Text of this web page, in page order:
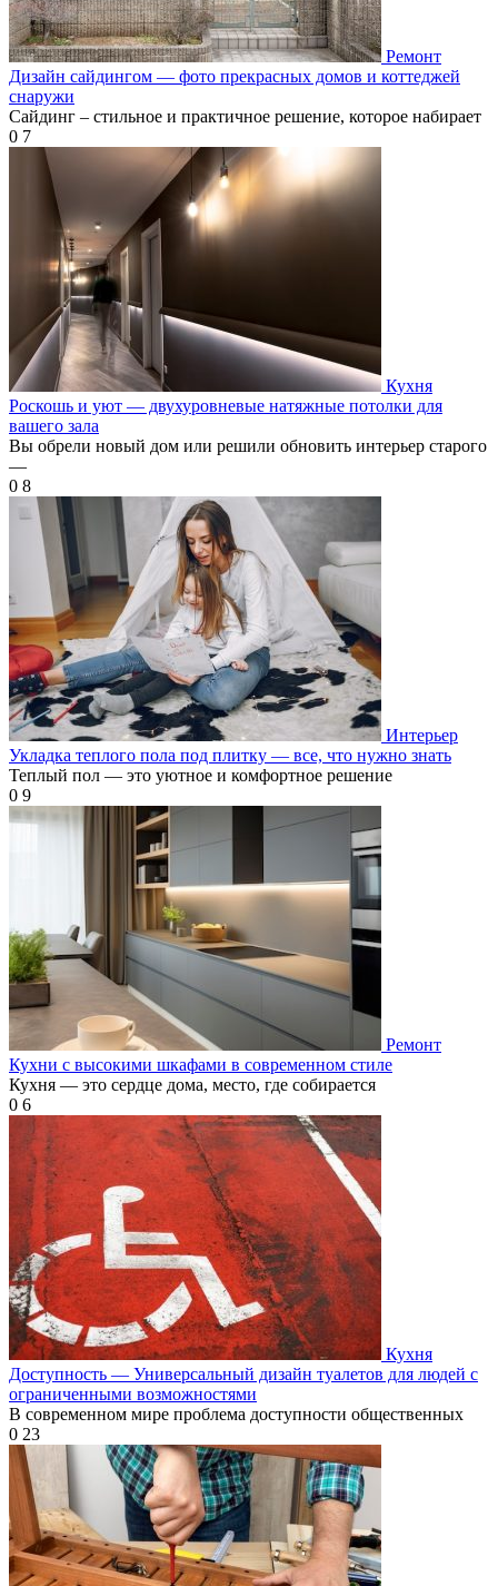
Ремонт
Дизайн сайдингом — фото прекрасных домов и коттеджей
снаружи
Сайдинг – стильное и практичное решение, которое набирает
0 7
Кухня
Роскошь и уют — двухуровневые натяжные потолки для
вашего зала
Вы обрели новый дом или решили обновить интерьер старого
—
0 8
Интерьер
Укладка теплого пола под плитку — все, что нужно знать
Теплый пол — это уютное и комфортное решение
0 9
Ремонт
Кухни с высокими шкафами в современном стиле
Кухня — это сердце дома, место, где собирается
0 6
Кухня
Доступность — Универсальный дизайн туалетов для людей с
ограниченными возможностями
В современном мире проблема доступности общественных
0 23